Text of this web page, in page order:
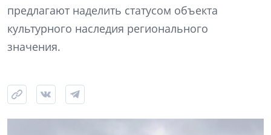
предлагают наделить статусом объекта
культурного наследия регионального
значения.